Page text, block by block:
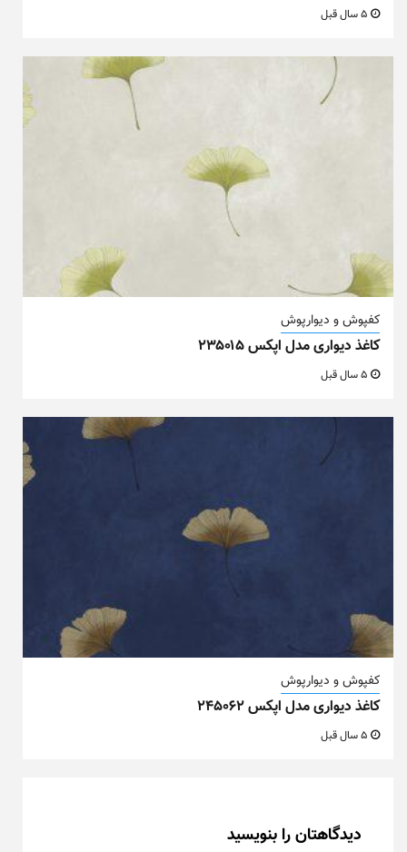
کفپوش و دیوارپوش
کاغذ دیواری مدل اپکس ۲۳۵۰۱۵
کفپوش و دیوارپوش
کاغذ دیواری مدل اپکس ۲۴۵۰۶۲
دیدگاهتان را بنویسید